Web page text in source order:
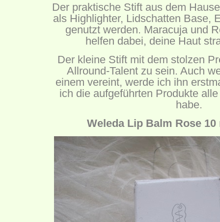
Der praktische Stift aus dem
als Highlighter, Lidschatten Base,
genutzt werden. Maracuja und
helfen dabei, deine Haut
Der kleine Stift mit dem stolzen
Allround-Talent zu sein. Auch
einem vereint, werde ich ihn
ich die aufgeführten Produkte
habe.
Weleda Lip Balm Rose 10